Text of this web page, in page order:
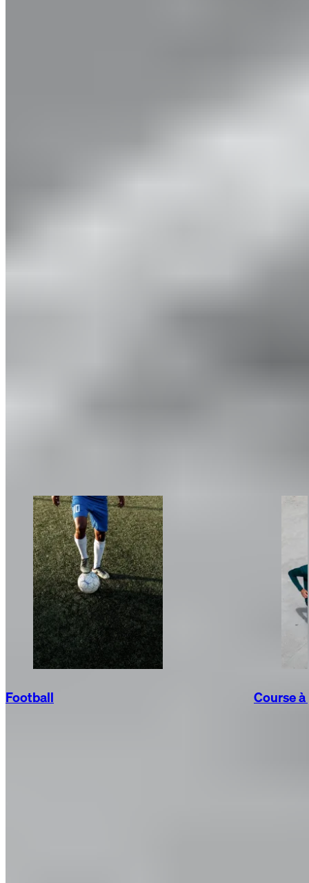
Exercices pour les sportifs et
sportives
Football Course